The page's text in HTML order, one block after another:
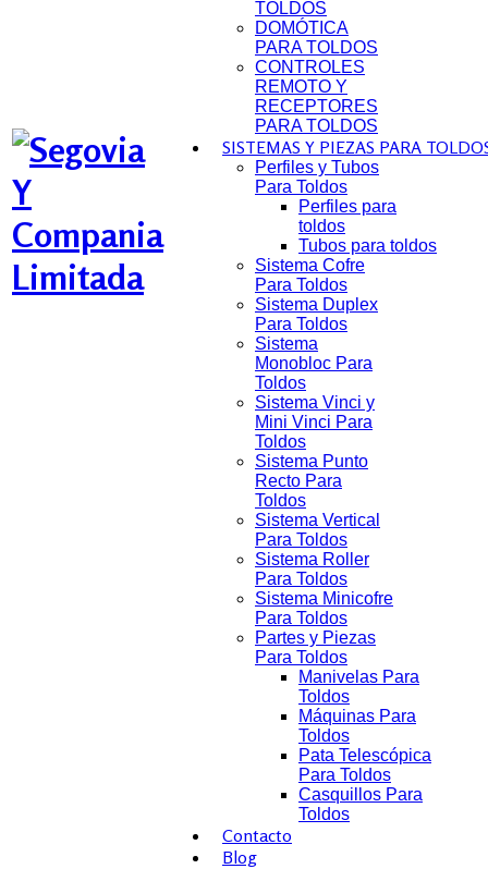
TOLDOS
DOMÓTICA
PARA TOLDOS
CONTROLES
REMOTO Y
RECEPTORES
PARA TOLDOS
SISTEMAS Y PIEZAS PARA
Perfiles y Tubos
Para Toldos
Perfiles para
toldos
Tubos para toldos
Sistema Cofre
Para Toldos
Sistema Duplex
Para Toldos
Sistema
Monobloc Para
Toldos
Sistema Vinci y
Mini Vinci Para
Toldos
Sistema Punto
Recto Para
Toldos
Sistema Vertical
Para Toldos
Sistema Roller
Para Toldos
Sistema Minicofre
Para Toldos
Partes y Piezas
Para Toldos
Manivelas Para
Toldos
Máquinas Para
Toldos
Pata Telescópica
Para Toldos
Casquillos Para
Toldos
Contacto
Blog